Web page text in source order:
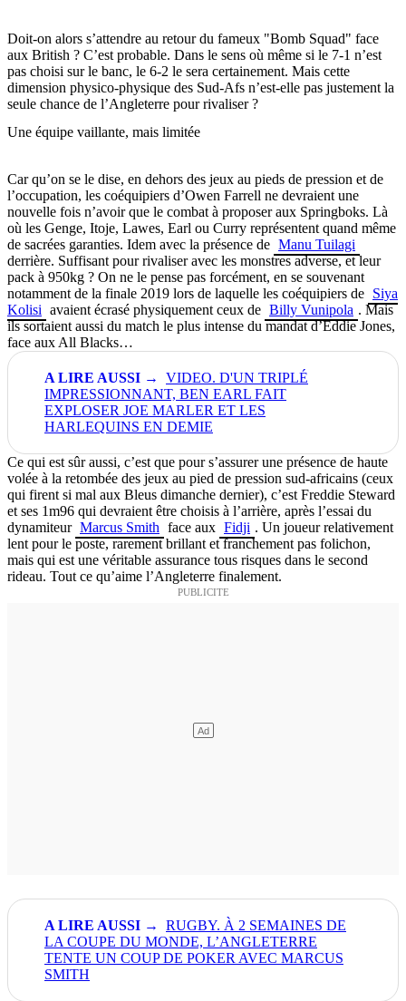
Doit-on alors s’attendre au retour du fameux "Bomb Squad" face
aux British ? C’est probable. Dans le sens où même si le 7-1 n’est
pas choisi sur le banc, le 6-2 le sera certainement. Mais cette
dimension physico-physique des Sud-Afs n’est-elle pas justement la
seule chance de l’Angleterre pour rivaliser ?
Une équipe vaillante, mais limitée
Car qu’on se le dise, en dehors des jeux au pieds de pression et de
l’occupation, les coéquipiers d’Owen Farrell ne devraient une
nouvelle fois n’avoir que le combat à proposer aux Springboks. Là
où les Genge, Itoje, Lawes, Earl ou Curry représentent quand même
de sacrées garanties. Idem avec la présence de Manu Tuilagi
derrière. Suffisant pour rivaliser avec les monstres adverse, et leur
pack à 950kg ? On ne le pense pas forcément, en se souvenant
notamment de la finale 2019 lors de laquelle les coéquipiers de Siya
Kolisi avaient écrasé physiquement ceux de Billy Vunipola . Mais
ils sortaient aussi du match le plus intense du mandat d’Eddie Jones,
face aux All Blacks…
VIDEO. D'UN TRIPLÉ
IMPRESSIONNANT, BEN EARL FAIT
EXPLOSER JOE MARLER ET LES
HARLEQUINS EN DEMIE
Ce qui est sûr aussi, c’est que pour s’assurer une présence de haute
volée à la retombée des jeux au pied de pression sud-africains (ceux
qui firent si mal aux Bleus dimanche dernier), c’est Freddie Steward
et ses 1m96 qui devraient être choisis à l’arrière, après l’essai du
dynamiteur Marcus Smith face aux Fidji . Un joueur relativement
lent pour le poste, rarement brillant et franchement pas folichon,
mais qui est une véritable assurance tous risques dans le second
rideau. Tout ce qu’aime l’Angleterre finalement.
RUGBY. À 2 SEMAINES DE
LA COUPE DU MONDE, L’ANGLETERRE
TENTE UN COUP DE POKER AVEC MARCUS
SMITH